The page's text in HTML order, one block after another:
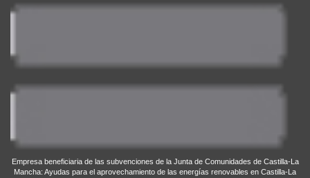
Empresa beneficiaria de las subvenciones de la Junta de Comunidades de Castilla-La
Mancha: Ayudas para el aprovechamiento de las energías renovables en Castilla-La